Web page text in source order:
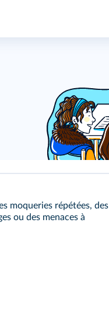
moqueries répétées, des
ou des menaces à